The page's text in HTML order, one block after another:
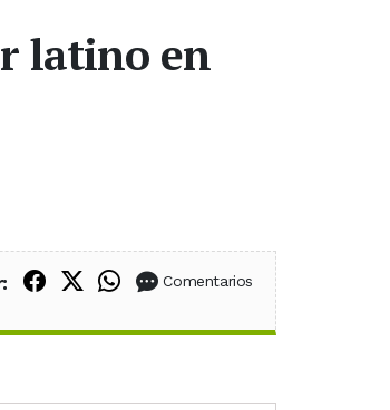
latino en
Compartir en Facebook
Compartir en X (Twitter)
Compartir en WhatsApp
Comentarios